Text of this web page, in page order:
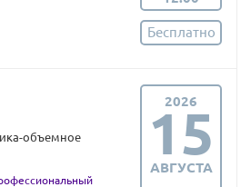
Бесплатно
объемное
2026
15
АВГУСТА